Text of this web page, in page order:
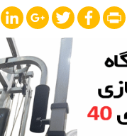
Print
Facebook
Twitter
Google+